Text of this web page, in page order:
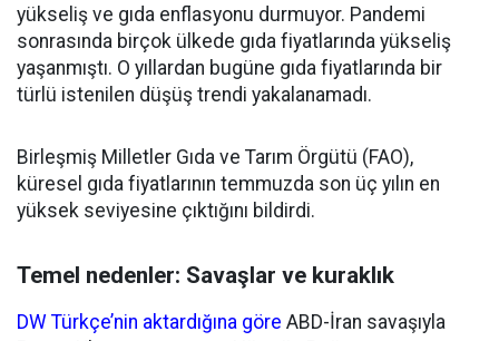
yükseliş ve gıda enflasyonu durmuyor. Pandemi
sonrasında birçok ülkede gıda fiyatlarında yükseliş
yaşanmıştı. O yıllardan bugüne gıda fiyatlarında bir
türlü istenilen düşüş trendi yakalanamadı.
Birleşmiş Milletler Gıda ve Tarım Örgütü (FAO),
küresel gıda fiyatlarının temmuzda son üç yılın en
yüksek seviyesine çıktığını bildirdi.
Temel nedenler: Savaşlar ve kuraklık
DW Türkçe’nin aktardığına göre ABD-İran savaşıyla